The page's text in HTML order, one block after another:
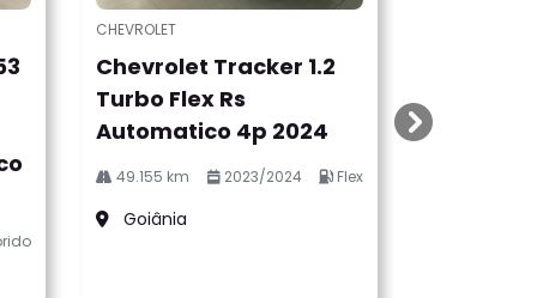
CHEVROLET
Chevrolet Tracker 1.2
Turbo Flex Rs
Automatico 4p 2024
49.155 km 2023/2024 Flex
Goiânia